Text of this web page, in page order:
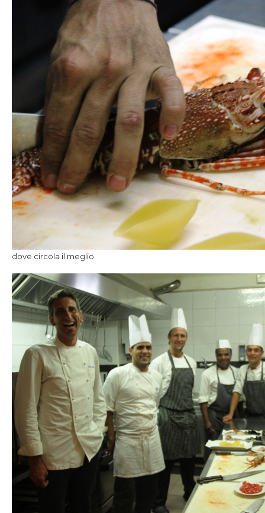
dove circola il meglio